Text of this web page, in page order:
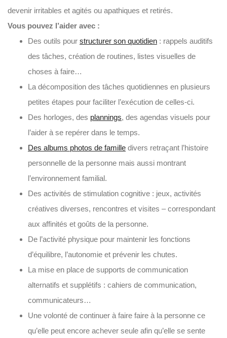
devenir irritables et agités ou apathiques et retirés.
Vous pouvez l’aider avec :
Des outils pour structurer son quotidien : rappels auditifs
des tâches, création de routines, listes visuelles de
choses à faire…
La décomposition des tâches quotidiennes en plusieurs
petites étapes pour faciliter l’exécution de celles-ci.
Des horloges, des plannings, des agendas visuels pour
l’aider à se repérer dans le temps.
Des albums photos de famille divers retraçant l’histoire
personnelle de la personne mais aussi montrant
l’environnement familial.
Des activités de stimulation cognitive : jeux, activités
créatives diverses, rencontres et visites – correspondant
aux affinités et goûts de la personne.
De l’activité physique pour maintenir les fonctions
d’équilibre, l’autonomie et prévenir les chutes.
La mise en place de supports de communication
alternatifs et supplétifs : cahiers de communication,
communicateurs…
Une volonté de continuer à faire faire à la personne ce
qu’elle peut encore achever seule afin qu’elle se sente